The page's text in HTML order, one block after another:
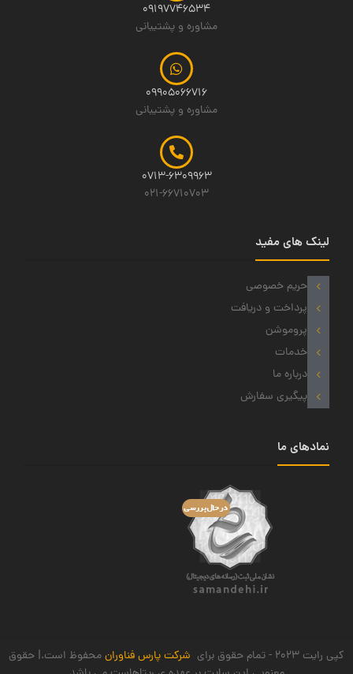
09197746534
مشاوره و پشتیبانی
09905066716
مشاوره و پشتیبانی
0713-6309963
021-66710703
لینک های مفید
حریم خصوصی
پرداخت و دریافت
پروموشن
خدمات
درباره ما
پیگیری سفارش
نمادهای ما
کپی رایت 2023 - تمام حقوق برای شرکت پارس فناورانمحفوظ است.| حقوق